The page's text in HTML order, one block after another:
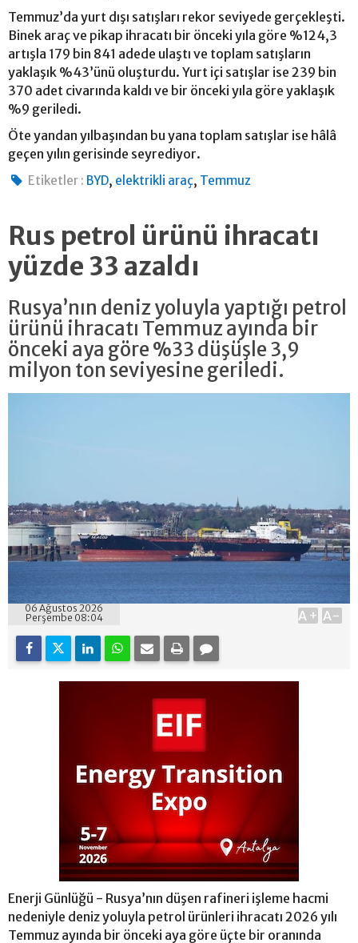
Temmuz’da yurt dışı satışları rekor seviyede gerçekleşti.
Binek araç ve pikap ihracatı bir önceki yıla göre %124,3
artışla 179 bin 841 adede ulaştı ve toplam satışların
yaklaşık %43’ünü oluşturdu. Yurt içi satışlar ise 239 bin
370 adet civarında kaldı ve bir önceki yıla göre yaklaşık
%9 geriledi.
Öte yandan yılbaşından bu yana toplam satışlar ise hâlâ
geçen yılın gerisinde seyrediyor.
Etiketler : BYD, elektrikli araç, Temmuz
Rus petrol ürünü ihracatı
yüzde 33 azaldı
Rusya’nın deniz yoluyla yaptığı petrol
ürünü ihracatı Temmuz ayında bir
önceki aya göre %33 düşüşle 3,9
milyon ton seviyesine geriledi.
06 Ağustos 2026
Perşembe 08:04
A+ A-
Enerji Günlüğü - Rusya’nın düşen rafineri işleme hacmi
nedeniyle deniz yoluyla petrol ürünleri ihracatı 2026 yılı
Temmuz ayında bir önceki aya göre üçte bir oranında